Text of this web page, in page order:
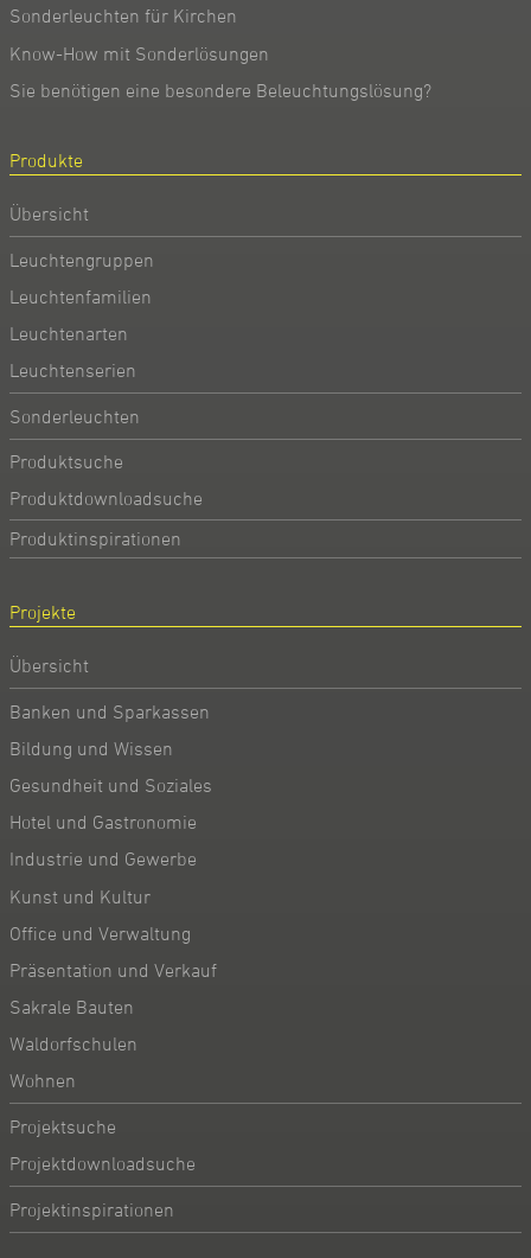
Sonderleuchten für Kirchen
Know-How mit Sonderlösungen
Sie benötigen eine besondere Beleuchtungslösung?
Produkte
Übersicht
Leuchtengruppen
Leuchtenfamilien
Leuchtenarten
Leuchtenserien
Sonderleuchten
Produktsuche
Produktdownloadsuche
Produktinspirationen
Projekte
Übersicht
Banken und Sparkassen
Bildung und Wissen
Gesundheit und Soziales
Hotel und Gastronomie
Industrie und Gewerbe
Kunst und Kultur
Office und Verwaltung
Präsentation und Verkauf
Sakrale Bauten
Waldorfschulen
Wohnen
Projektsuche
Projektdownloadsuche
Projektinspirationen